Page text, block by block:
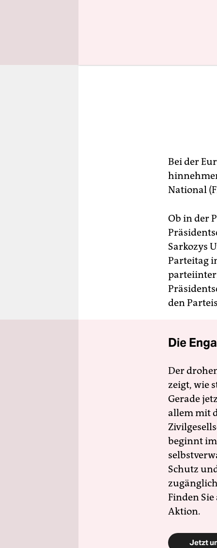
Bei der
National
Ob in der
Sarkozys
Parteitag
den
Die
Der
zeigt, wie
Gerade
allem mit
beginnt
Schutz
Finden
Aktion.
Jetzt